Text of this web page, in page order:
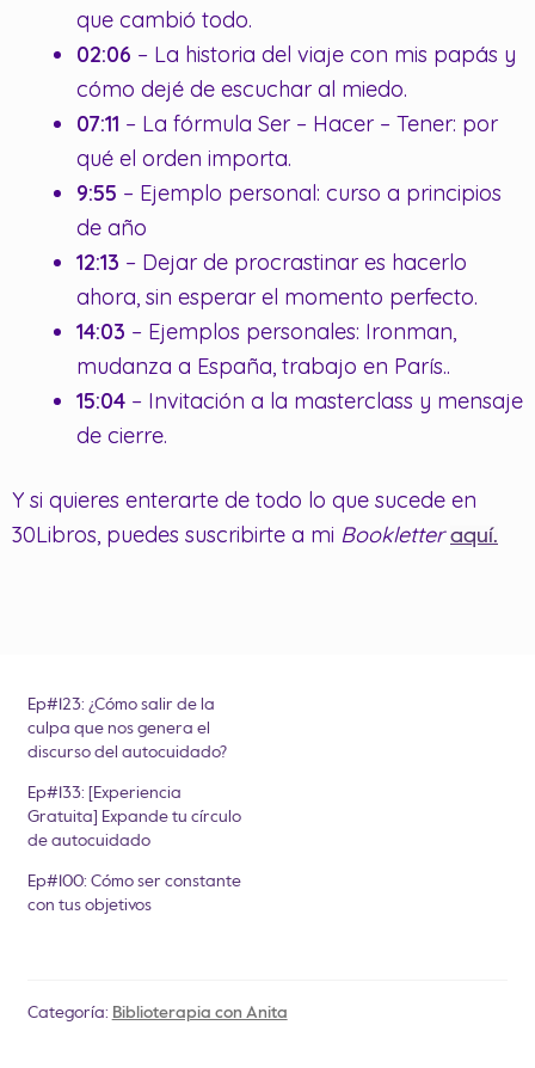
que cambió todo.
02:06 – La historia del viaje con mis papás y
cómo dejé de escuchar al miedo.
07:11 – La fórmula Ser – Hacer – Tener: por
qué el orden importa.
9:55 – Ejemplo personal: curso a principios
de año
12:13 – Dejar de procrastinar es hacerlo
ahora, sin esperar el momento perfecto.
14:03 – Ejemplos personales: Ironman,
mudanza a España, trabajo en París..
15:04 – Invitación a la masterclass y mensaje
de cierre.
Y si quieres enterarte de todo lo que sucede en
30Libros, puedes suscribirte a mi Bookletter aquí.
Ep#123: ¿Cómo salir de la
culpa que nos genera el
discurso del autocuidado?
Ep#133: [Experiencia
Gratuita] Expande tu círculo
de autocuidado
Ep#100: Cómo ser constante
con tus objetivos
Categoría: Biblioterapia con Anita